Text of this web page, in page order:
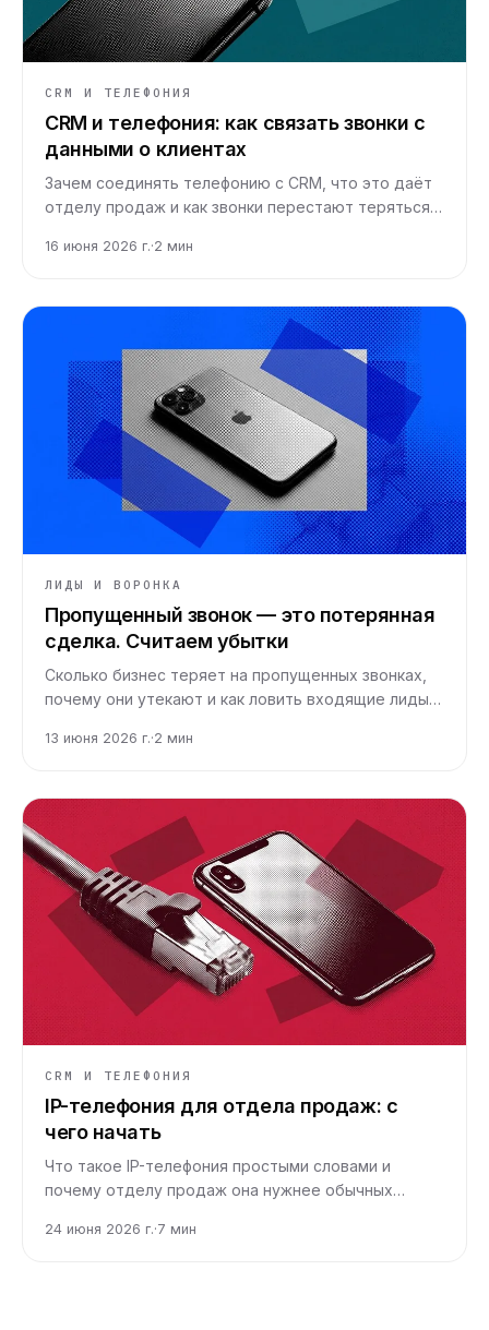
CRM И ТЕЛЕФОНИЯ
CRM и телефония: как связать звонки с
данными о клиентах
Зачем соединять телефонию с CRM, что это даёт
отделу продаж и как звонки перестают теряться
16 июня 2026 г.·2 мин
ЛИДЫ И ВОРОНКА
Пропущенный звонок — это потерянная
сделка. Считаем убытки
Сколько бизнес теряет на пропущенных звонках,
почему они утекают и как ловить входящие лиды
13 июня 2026 г.·2 мин
CRM И ТЕЛЕФОНИЯ
IP-телефония для отдела продаж: с
чего начать
Что такое IP-телефония простыми словами и
почему отделу продаж она нужнее обычных
шаги для бизнеса.
24 июня 2026 г.·7 мин